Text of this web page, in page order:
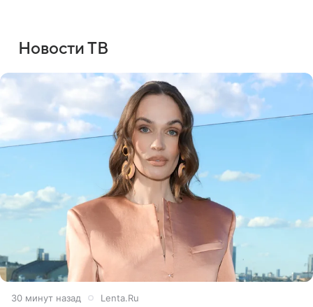
Новости ТВ
30 минут назад Lenta.Ru